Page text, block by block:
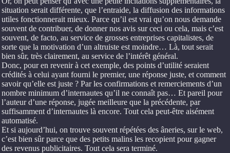
situation serait différente, que l’entraide, la diffusion des informations
utiles fonctionnerait mieux. Parce qu’il est vrai qu’on nous demande
souvent de contribuer, de donner nos avis sur ceci ou cela, mais c’est
souvent, de facto, au service de grosses entreprises capitalistes, de
sorte que la motivation d’un altruiste est moindre… Là, tout serait
bien sûr, très clairement, au service de l’intérêt général.
Donc, pour en revenir à cet exemple, des points d’utilité seraient
crédités à celui ayant fourni le premier, une réponse juste, et comment
savoir qu’elle est juste ? Par les confirmations et remerciements d’un
nombre minimum d’internautes qu’il ne connaît pas… Et pareil pour
l’auteur d’une réponse, jugée meilleure que la précédente, par
suffisamment d’internautes là encore. Tout cela peut-être aisément
automatisé.
Et si aujourd’hui, on trouve souvent répétées des âneries, sur le web,
c’est bien sûr parce que des petits malins les recopient pour gagner
des revenus publicitaires. Tout cela sera terminé.